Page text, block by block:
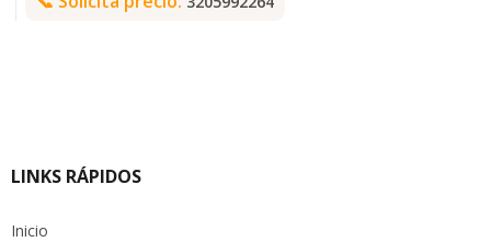
LINKS RÁPIDOS
Inicio